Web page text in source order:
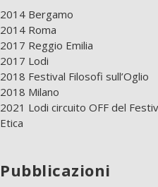
2014 Bergamo
2014 Roma
2017 Reggio Emilia
2017 Lodi
2018 Festival Filosofi sull’Oglio
2018 Milano
2021 Lodi circuito OFF del
Etica
Pubblicazioni